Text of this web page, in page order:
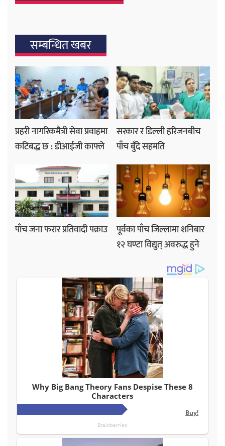
सम्बन्धित खबर
प्रहरी नागरिकमैत्री सेवा प्रवाहमा
कटिबद्ध छ : डीआईजी काफ्ले
सरकार र डिल्ली हरिजनबीच
पाँच बुँदे सहमति
पाँच जना फरार प्रतिवादी पक्राउ पूर्वका पाँच जिल्लामा शनिबार
१२ घण्टा विद्युत् अवरुद्ध हुने